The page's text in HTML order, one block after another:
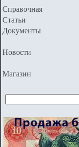
Справочная
Статьи
Документы
Новости
Магазин